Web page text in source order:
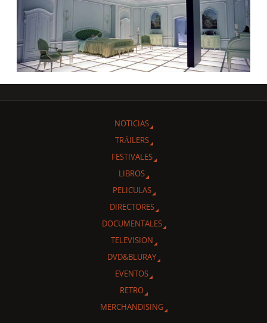
NOTICIAS
TRÁILERS
FESTIVALES
LIBROS
PELICULAS
DIRECTORES
DOCUMENTALES
TELEVISION
DVD&BLURAY
EVENTOS
RETRO
MERCHANDISING